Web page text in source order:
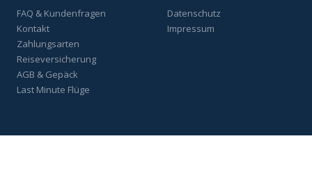
FAQ & Kundenfragen
Kontakt
Zahlungsarten
Reiseversicherung
AGB & Gepäck
Last Minute Flüge
Datenschutz
Impressum